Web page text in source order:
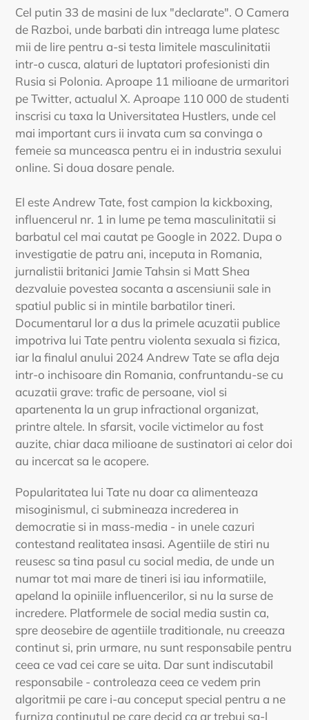
cart
Cel putin 33 de masini de lux "declarate". O Camera
de Razboi, unde barbati din intreaga lume platesc
mii de lire pentru a-si testa limitele masculinitatii
intr-o cusca, alaturi de luptatori profesionisti din
Rusia si Polonia. Aproape 11 milioane de urmaritori
pe Twitter, actualul X. Aproape 110 000 de studenti
inscrisi cu taxa la Universitatea Hustlers, unde cel
mai important curs ii invata cum sa convinga o
femeie sa munceasca pentru ei in industria sexului
online. Si doua dosare penale.
El este Andrew Tate, fost campion la kickboxing,
influencerul nr. 1 in lume pe tema masculinitatii si
barbatul cel mai cautat pe Google in 2022. Dupa o
investigatie de patru ani, inceputa in Romania,
jurnalistii britanici Jamie Tahsin si Matt Shea
dezvaluie povestea socanta a ascensiunii sale in
spatiul public si in mintile barbatilor tineri.
Documentarul lor a dus la primele acuzatii publice
impotriva lui Tate pentru violenta sexuala si fizica,
iar la finalul anului 2024 Andrew Tate se afla deja
intr-o inchisoare din Romania, confruntandu-se cu
acuzatii grave: trafic de persoane, viol si
apartenenta la un grup infractional organizat,
printre altele. In sfarsit, vocile victimelor au fost
auzite, chiar daca milioane de sustinatori ai celor doi
au incercat sa le acopere.
Popularitatea lui Tate nu doar ca alimenteaza
misoginismul, ci submineaza increderea in
democratie si in mass-media - in unele cazuri
contestand realitatea insasi. Agentiile de stiri nu
reusesc sa tina pasul cu social media, de unde un
numar tot mai mare de tineri isi iau informatiile,
apeland la opiniile influencerilor, si nu la surse de
incredere. Platformele de social media sustin ca,
spre deosebire de agentiile traditionale, nu creeaza
continut si, prin urmare, nu sunt responsabile pentru
ceea ce vad cei care se uita. Dar sunt indiscutabil
responsabile - controleaza ceea ce vedem prin
algoritmii pe care i‑au conceput special pentru a ne
furniza continutul pe care decid ca ar trebui sa‑l